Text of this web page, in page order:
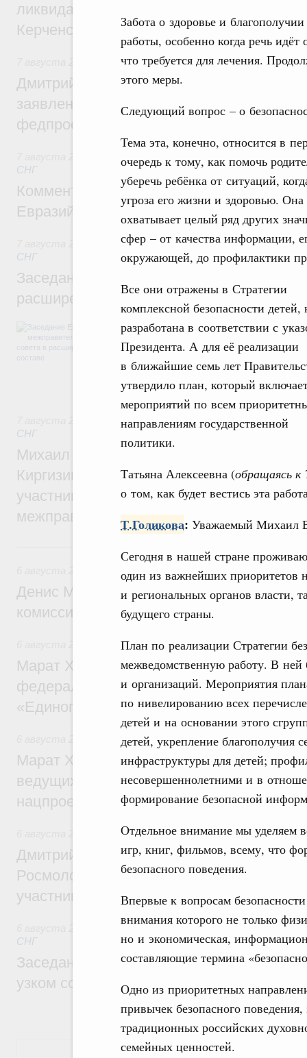
Забота о здоровье и
работы, особенно когда речь
что требуется для лечения.
этого меры.
Следующий вопрос – о
Тема эта, конечно, относится в
очередь к тому, как помочь
уберечь ребёнка от ситуаций,
угроза его жизни и здоровью. Она
охватывает целый ряд других
сфер – от качества информации,
окружающей, до профилактики
Все они отражены в Стратегии
комплексной безопасности детей,
разработана в соответствии с
Президента. А для её реализации
в ближайшие семь лет
утвердило план, который
мероприятий по всем
направлениям государственной
политики.
Татьяна Алексеевна (обращаясь к
о том, как будет вестись эта
Т.Голикова: Уважаемый Михаил
Сегодня в нашей стране
один из важнейших приоритетов
и региональных органов власти,
будущего страны.
План по реализации Стратегии
межведомственную работу. В ней
и организаций. Мероприятия
по нивелированию всех
детей и на основании этого
детей, укрепление благополучия
инфраструктуры для детей;
несовершеннолетними и в
формирование безопасной
Отдельное внимание мы уделяем
игр, книг, фильмов, всему, что
безопасного поведения.
Впервые к вопросам
внимания которого не только
но и экономическая,
составляющие термина
Одно из приоритетных
привычек безопасного
традиционных российских
семейных ценностей.
ликвидации последствий чрезвычайной
Керченском проливе
Среднее профессиональное образование
Дмитрий Чернышенко: Установлен
заявлений от абитуриентов колледжей и
федпроекта «Профессионалитет»
СНГ
Комментарий Алексея Оверчука по
Евразийского межправительственного
Евразийский экономический союз.
СНГ
Заседание Евразийского
расширенном составе
В повестке заседания актуальные задачи
числе совершенствование кооперации в
регулирования и администрирования,
обеспечение продовольственной
железнодорожных перевозок,
рынка.
Евразийский экономический союз.
СНГ
Михаил Мишустин принял участие во
Киргизии Садыра Жапарова с главами
участников заседания Евразийского
межправительственного совета
Общие вопросы промышленной политики
Денис Мантуров провёл заседание
комиссии по промышленности
Регулирование в сфере строительства
Марат Хуснуллин: Более 130
федерального значения построено под
«Единого заказчика»
Национальный проект «Инфраструктура
Марат Хуснуллин: Порядка 200
ведущих к спортивным объектам,
нацпроекту «Инфраструктура для
Молодёжная политика
Дмитрий Чернышенко, Сергей Кравцов и
Росмолодёжи Григорий Гуров
участников проекта «Кольцо открытий»
Евразийский экономический союз.
СНГ
Заседание Евразийского
узком составе